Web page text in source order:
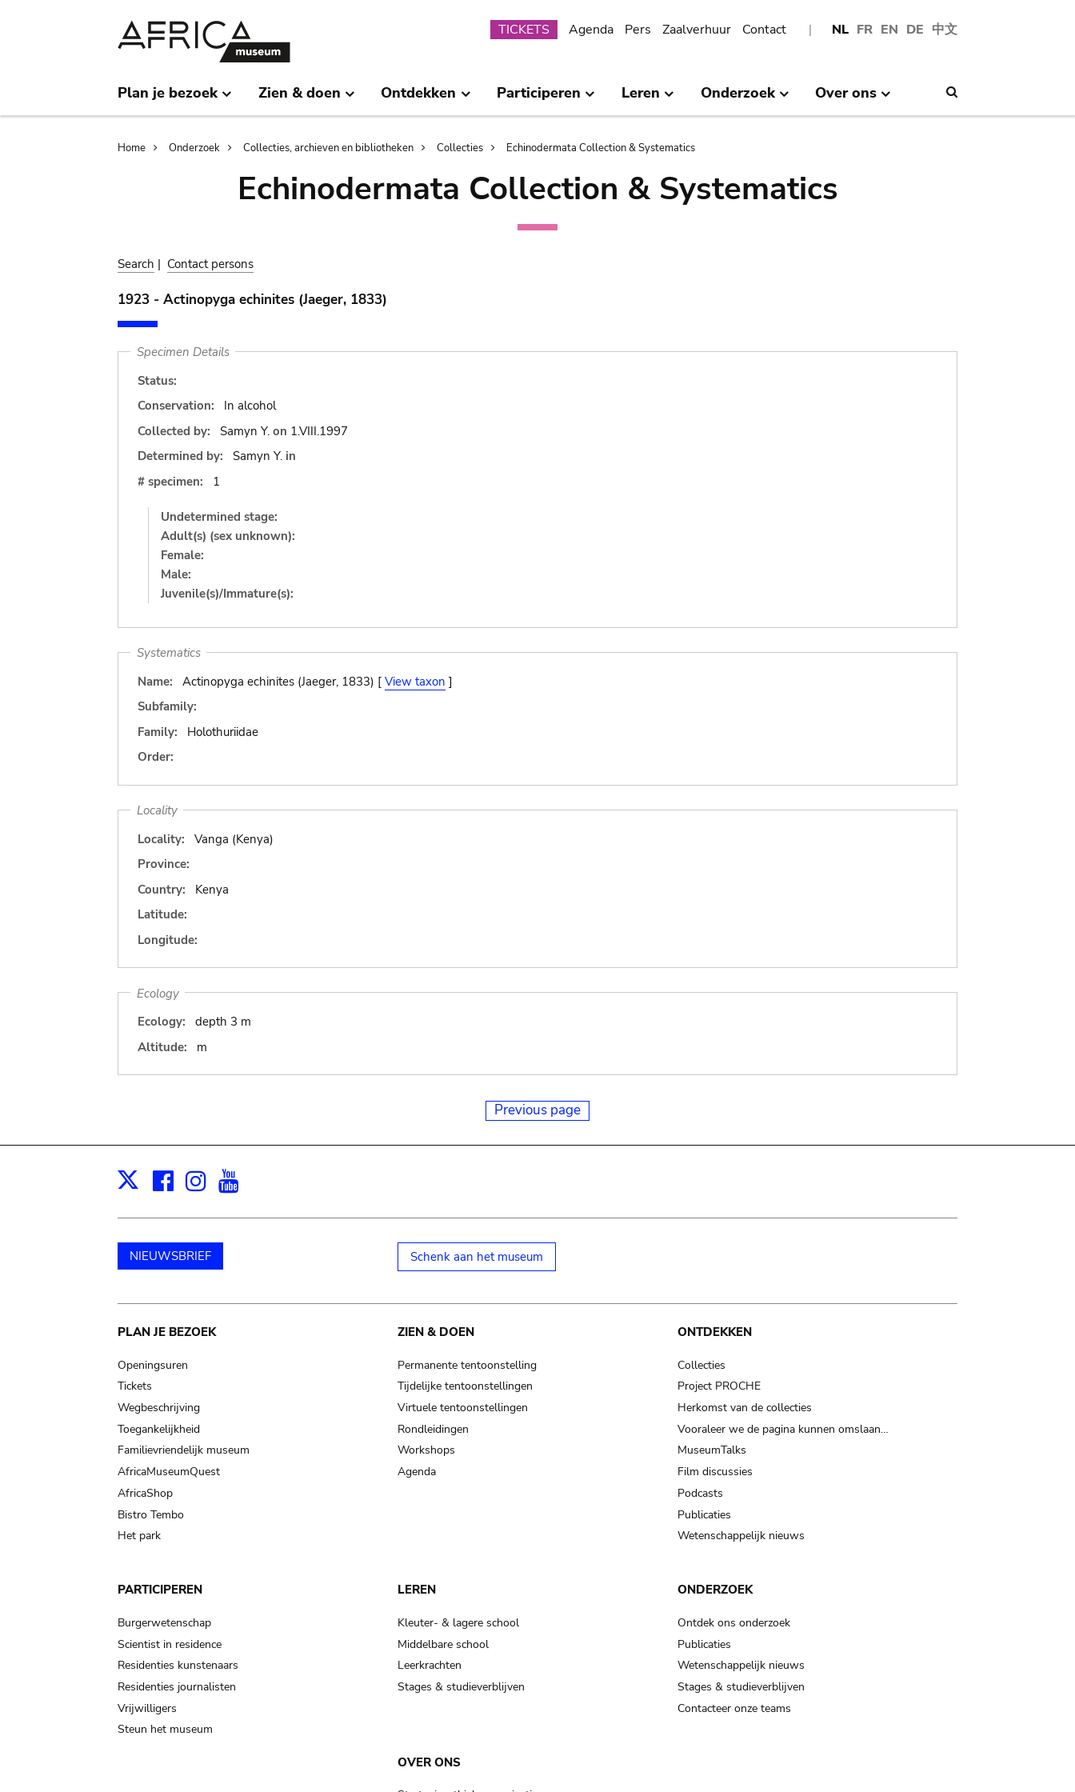
NL FR EN DE 中文
Submenu
TICKETS Agenda Pers Zaalverhuur Contact
Plan je bezoek Zien & doen Ontdekken Participeren Leren Onderzoek Over ons
Breadcrumb
Home Onderzoek Collecties, archieven en bibliotheken Collecties Echinodermata Collection & Systematics
Echinodermata Collection & Systematics
Search | Contact persons
1923 - Actinopyga echinites (Jaeger, 1833)
Specimen Details
Status:
Conservation:
In alcohol
Collected by:
Samyn Y. on 1.VIII.1997
Determined by:
Samyn Y. in
# specimen:
1
Undetermined stage:
Adult(s) (sex unknown):
Female:
Male:
Juvenile(s)/Immature(s):
Systematics
Name:
Actinopyga echinites (Jaeger, 1833) [ View taxon ]
Subfamily:
Family:
Holothuriidae
Order:
Locality
Locality:
Vanga (Kenya)
Province:
Country:
Kenya
Latitude:
Longitude:
Ecology
Ecology:
depth 3 m
Altitude:
m
Previous page
X Facebook
Instagram
NIEUWSBRIEF Schenk aan het museum
Main
navigation
PLAN JE BEZOEK
Openingsuren
Tickets
Wegbeschrijving
Toegankelijkheid
Familievriendelijk museum
AfricaMuseumQuest
AfricaShop
Bistro Tembo
Het park
ZIEN & DOEN
Permanente tentoonstelling
Tijdelijke tentoonstellingen
Virtuele tentoonstellingen
Rondleidingen
Workshops
Agenda
ONTDEKKEN
Collecties
Project PROCHE
Herkomst van de collecties
Vooraleer we de pagina kunnen omslaan…
MuseumTalks
Film discussies
Podcasts
Publicaties
Wetenschappelijk nieuws
PARTICIPEREN
Burgerwetenschap
Scientist in residence
Residenties kunstenaars
Residenties journalisten
Vrijwilligers
Steun het museum
LEREN
Kleuter- & lagere school
Middelbare school
Leerkrachten
Stages & studieverblijven
ONDERZOEK
Ontdek ons onderzoek
Publicaties
Wetenschappelijk nieuws
Stages & studieverblijven
Contacteer onze teams
OVER ONS